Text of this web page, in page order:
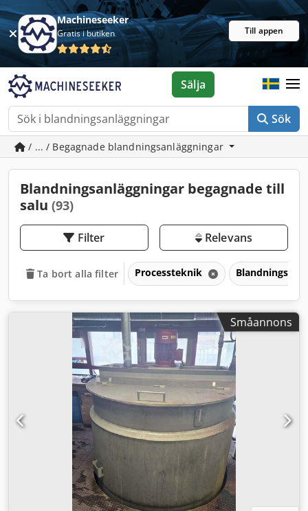
Machineseeker
Gratis i butiken Till appen
Sök
Sälja
/ ... / Begagnade blandningsanläggningar
Blandningsanläggningar begagnade till
salu (93)
Filter Relevans
Ta bort alla filter Processteknik
Småannons